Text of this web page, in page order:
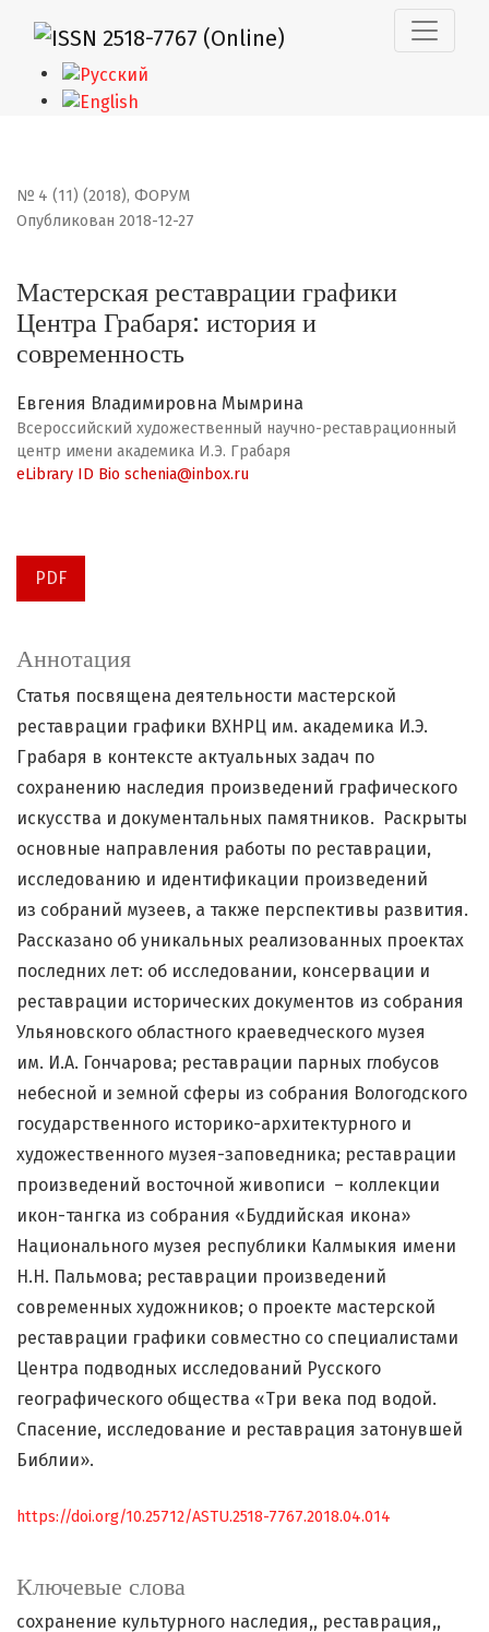
Мастерская реставрации графики Центра Грабаря:
№ 4 (11) (2018), ФОРУМ
Мастерская реставрации графики
Центра Грабаря: история и
современность
Опубликован 2018-12-27
Евгения Владимировна Мымрина
Всероссийский художественный научно-реставрационный
центр имени академика И.Э. Грабаря
eLibrary ID Bio schenia@inbox.ru
PDF
Ключевые слова
сохранение культурного наследия, реставрация,
Аннотация
Статья посвящена деятельности мастерской
реставрации графики ВХНРЦ им. академика И.Э.
Грабаря в контексте актуальных задач по
сохранению наследия произведений графического
искусства и документальных памятников. Раскрыты
основные направления работы по реставрации,
исследованию и идентификации произведений
из собраний музеев, а также перспективы развития.
Рассказано об уникальных реализованных проектах
последних лет: об исследовании, консервации и
реставрации исторических документов из собрания
Ульяновского областного краеведческого музея
им. И.А. Гончарова; реставрации парных глобусов
небесной и земной сферы из собрания Вологодского
государственного историко-архитектурного и
художественного музея-заповедника; реставрации
произведений восточной живописи – коллекции
икон-тангка из собрания «Буддийская икона»
Национального музея республики Калмыкия имени
Н.Н. Пальмова; реставрации произведений
современных художников; о проекте мастерской
реставрации графики совместно со специалистами
Центра подводных исследований Русского
географического общества «Три века под водой.
Спасение, исследование и реставрация затонувшей
Библии».
https://doi.org/10.25712/ASTU.2518-7767.2018.04.014